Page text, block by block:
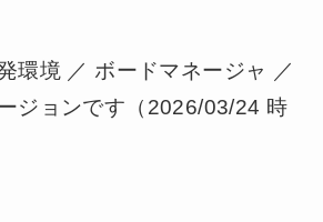
環境 ／ ボードマネージャ ／
ジョンです（2026/03/24 時